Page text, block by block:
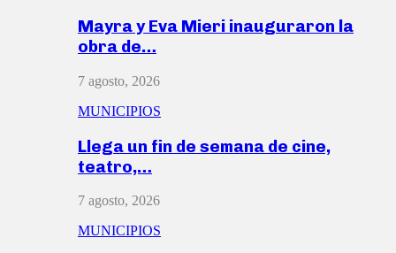
Mayra y Eva Mieri inauguraron la
obra de…
7 agosto, 2026
MUNICIPIOS
Llega un fin de semana de cine,
teatro,…
7 agosto, 2026
MUNICIPIOS